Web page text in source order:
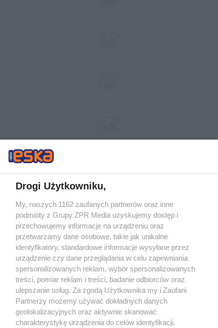
Żaden utwór zamieszczony w serwisie nie może być powielany i
rozpowszechniany lub dalej rozpowszechniany w jakikolwiek sposób (w
tym także elektroniczny lub mechaniczny) na jakimkolwiek polu
eksploatacji w jakiejkolwiek formie, włącznie z umieszczaniem w Internecie
bez pisemnej zgody właściciela praw. Jakiekolwiek użycie lub
wykorzystanie utworów w całości lub w części z naruszeniem prawa, tzn.
bez właściwej zgody, jest zabronione pod groźbą kary i może być ścigane
prawnie.
Drogi Użytkowniku,
My, naszych 1162 zaufanych partnerów oraz inne
podmioty z Grupy ZPR Media uzyskujemy dostęp i
przechowujemy informacje na urządzeniu oraz
przetwarzamy dane osobowe, takie jak unikalne
identyfikatory, standardowe informacje wysyłane przez
urządzenie czy dane przeglądania w celu zapewniania
spersonalizowanych reklam, wybór spersonalizowanych
treści, pomiar reklam i treści, badanie odbiorców oraz
ulepszanie usług. Za zgodą Użytkownika my i Zaufani
Partnerzy możemy używać dokładnych danych
geolokalizacyjnych oraz aktywnie skanować
charakterystykę urządzenia do celów identyfikacji.